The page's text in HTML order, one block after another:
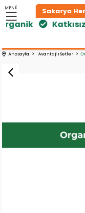
MENÜ Sakarya
Katkısız
Anasayfa Avantajlı Setler